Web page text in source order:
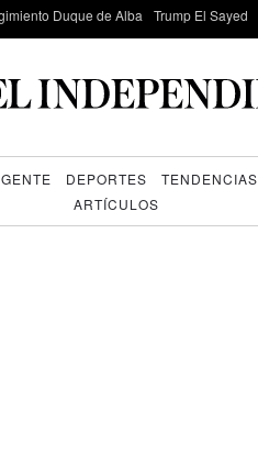
Duque de Alba Trump El Sayed
GENTE DEPORTES TENDENCIAS
ARTÍCULOS